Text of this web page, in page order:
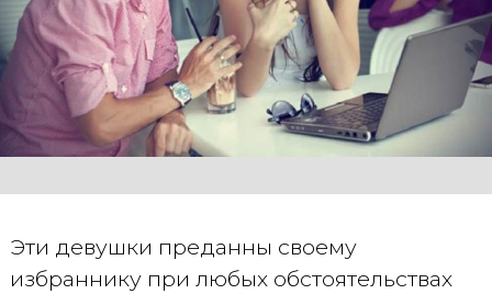
Эти девушки преданны своему
избраннику при любых обстоятельствах